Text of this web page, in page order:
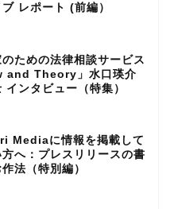
レポート (前編）
ための法律相談サービス
and Theory」水口瑛介
インタビュー（特集）
Mediaに情報を掲載して
へ：プレスリリースの書
法（特別編）